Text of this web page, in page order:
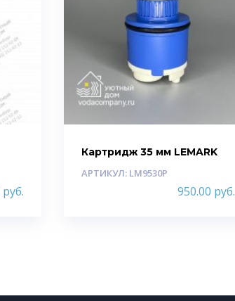
руб.
Картридж 35 мм LEMARK
АРТИКУЛ: LM9530P
950.00 руб.